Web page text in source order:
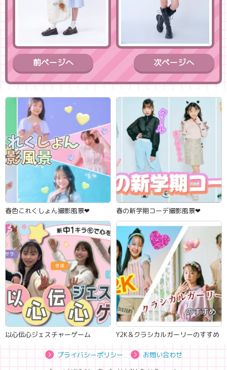
前ページへ 次ページへ
春色これくしょん撮影風景‪‪❤︎‬ 春の新学期コーデ撮影風景‪‪❤︎‬
以心伝心ジェスチャーゲーム Y2K＆クラシカルガーリーのすすめ
プライバシーポリシー お問い合わせ